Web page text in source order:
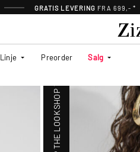
GRATIS LEVERING FRA 699,- *
Linje Preorder Salg
SHOP THE LOOK
SHOP THE LOOK